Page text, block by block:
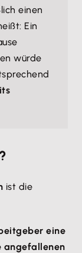
einen
Ein
würde
ist die
eine
angefallenen